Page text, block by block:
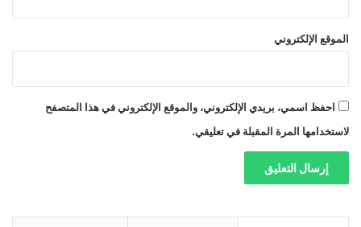
الموقع الإلكتروني
احفظ اسمي، بريدي الإلكتروني، والموقع الإلكتروني في هذا المتصفح
لاستخدامها المرة المقبلة في تعليقي.